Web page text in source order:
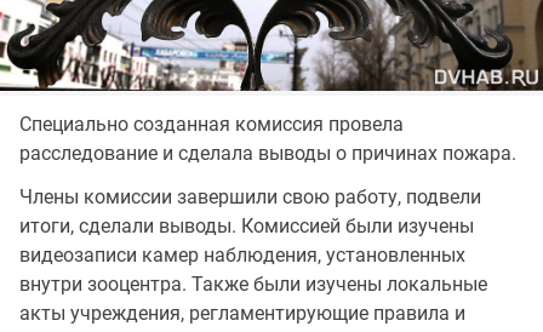
Специально созданная комиссия провела
расследование и сделала выводы о причинах пожара.
Члены комиссии завершили свою работу, подвели
итоги, сделали выводы. Комиссией были изучены
видеозаписи камер наблюдения, установленных
внутри зооцентра. Также были изучены локальные
акты учреждения, регламентирующие правила и